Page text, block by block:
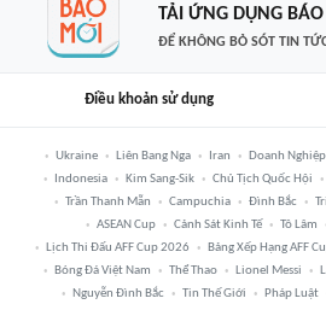
TẢI ỨNG DỤNG
ĐỂ KHÔNG BỎ SÓT TIN
Điều khoản sử dụng
Ukraine Liên Bang Nga Iran Doanh Nghiệp
Indonesia
Kim Sang-Sik Chủ Tịch Quốc Hội
Trần Thanh Mẫn
Campuchia Đình Bắc
ASEAN Cup
Cảnh Sát Kinh Tế Tô Lâm
Lịch Thi Đấu AFF Cup 2026
Bảng Xếp Hạng AFF
Bóng Đá Việt Nam
Thể Thao Lionel Messi
Nguyễn Đình Bắc
Tin Thế Giới Pháp Luật